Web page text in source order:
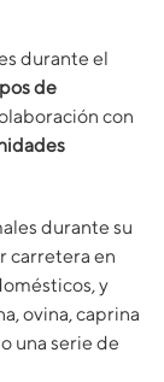
durante el
de
con
durante su
carretera en
y
ovina, caprina
una serie de